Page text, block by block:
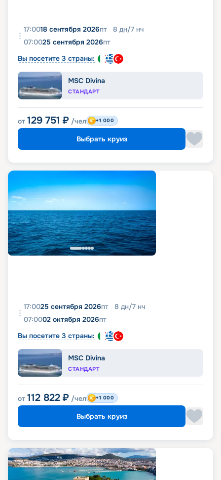
17:0018 сентября 2026пт 8 дн/7 нч
07:0025 сентября 2026пт
Вы посетите 3 страны:
MSC Divina
СТАНДАРТ
от 129 751 ₽ /чел +1 000
Выбрать круиз
17:0025 сентября 2026пт 8 дн/7 нч
07:0002 октября 2026пт
Вы посетите 3 страны:
MSC Divina
СТАНДАРТ
от 112 822 ₽ /чел +1 000
Выбрать круиз